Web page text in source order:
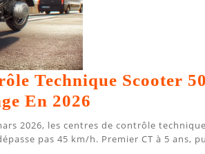
Technique Scooter
En 2026
Technique
Scooter
pas 45 km/h. Premier CT à 5 ans,